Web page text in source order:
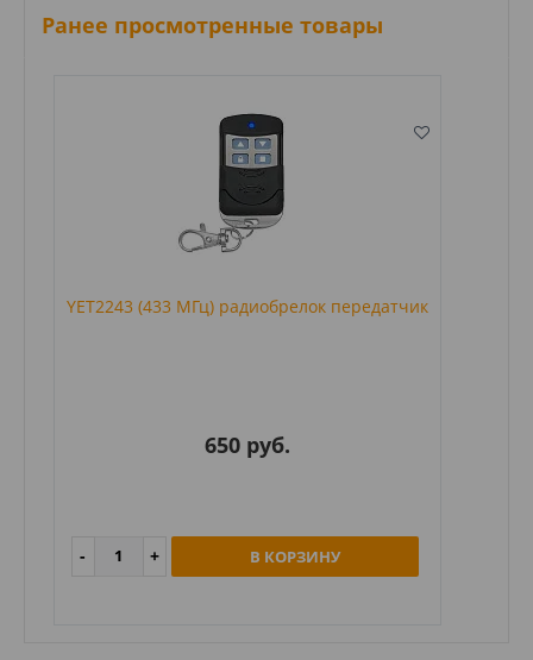
Ранее просмотренные товары
YET2243 (433 МГц) радиобрелок передатчик
650 руб.
В КОРЗИНУ